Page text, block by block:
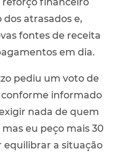
atrasados e,
fontes de receita
em dia.
pediu um voto de
informado
nada de quem
eu peço mais 30
equilibrar a situação